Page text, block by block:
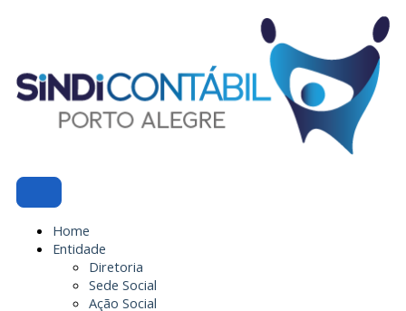
Home
Entidade
Diretoria
Sede Social
Ação Social